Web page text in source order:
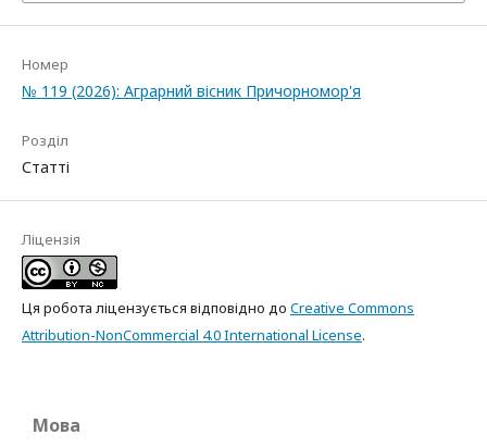
Номер
№ 119 (2026): Аграрний вісник Причорномор'я
Розділ
Статті
Ліцензія
Ця робота ліцензується відповідно до Creative Commons
Attribution-NonCommercial 4.0 International License.
Мова